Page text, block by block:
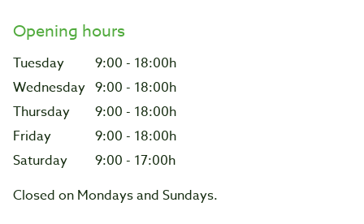
Opening hours
Tuesday
9:00 - 18:00h
Wednesday 9:00 - 18:00h
Thursday
9:00 - 18:00h
Friday
9:00 - 18:00h
Saturday
9:00 - 17:00h
Closed on Mondays and Sundays.